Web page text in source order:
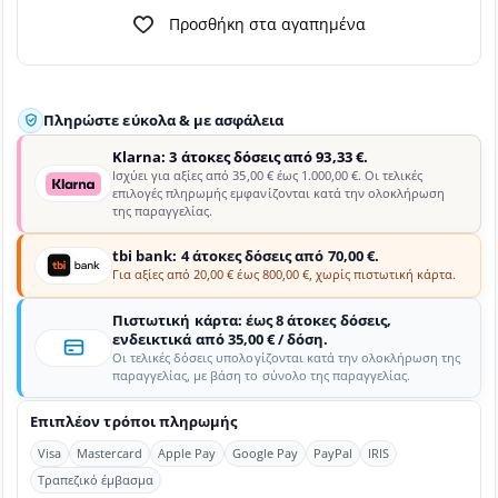
Προσθήκη στα αγαπημένα
Πληρώστε εύκολα & με ασφάλεια
Klarna: 3 άτοκες δόσεις από 93,33 €.
Ισχύει για αξίες από 35,00 € έως 1.000,00 €. Οι τελικές
επιλογές πληρωμής εμφανίζονται κατά την ολοκλήρωση
της παραγγελίας.
tbi bank: 4 άτοκες δόσεις από 70,00 €.
Για αξίες από 20,00 € έως 800,00 €, χωρίς πιστωτική κάρτα.
Πιστωτική κάρτα: έως 8 άτοκες δόσεις,
ενδεικτικά από 35,00 € / δόση.
Οι τελικές δόσεις υπολογίζονται κατά την ολοκλήρωση της
παραγγελίας, με βάση το σύνολο της παραγγελίας.
Επιπλέον τρόποι πληρωμής
Visa Mastercard Apple Pay Google Pay PayPal
IRIS
Τραπεζικό έμβασμα